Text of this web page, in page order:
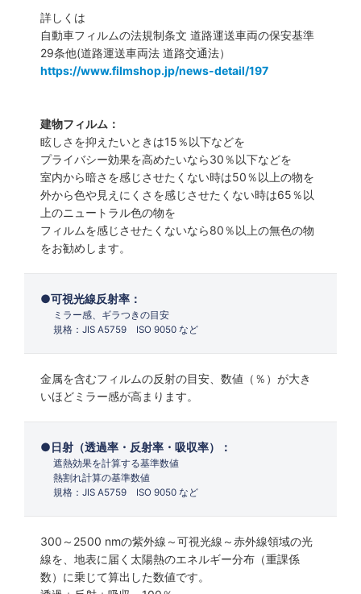
詳しくは
自動車フィルムの法規制条文 道路運送車両の保安基準
29条他(道路運送車両法 道路交通法）
https://www.filmshop.jp/news-detail/197
建物フィルム：
眩しさを抑えたいときは15％以下などを
プライバシー効果を高めたいなら30％以下などを
室内から暗さを感じさせたくない時は50％以上の物を
外から色や見えにくさを感じさせたくない時は65％以
上のニュートラル色の物を
フィルムを感じさせたくないなら80％以上の無色の物
をお勧めします。
可視光線反射率：
ミラー感、ギラつきの目安
規格：JIS A5759 ISO 9050 など
金属を含むフィルムの反射の目安、数値（％）が大き
いほどミラー感が高まります。
日射（透過率・反射率・吸収率）：
遮熱効果を計算する基準数値
熱割れ計算の基準数値
規格：JIS A5759 ISO 9050 など
300～2500 nmの紫外線～可視光線～赤外線領域の光
線を、地表に届く太陽熱のエネルギー分布（重課係
数）に乗じて算出した数値です。